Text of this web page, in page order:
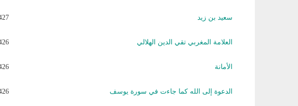
سعيد بن زيد
العلامة المغربي تقي الدين الهلالي
الأمانة
الدعوة إلى الله كما جاءت في سورة يوسف